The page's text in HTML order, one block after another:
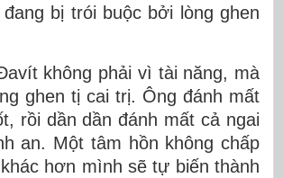
bị trói buộc bởi lòng ghen
không phải vì tài năng, mà
ghen tị cai trị. Ông đánh mất
rồi dần dần đánh mất cả ngai
an. Một tâm hồn không chấp
hơn mình sẽ tự biến thành